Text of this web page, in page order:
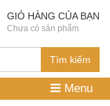
Tìm kiếm
GIỎ HÀNG CỦA BẠN
Chưa có sản phẩm
Menu